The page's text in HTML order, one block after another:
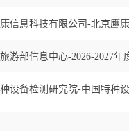
信息科技有限公司-北京鹰
游部信息中心-2026-2027
设备检测研究院-中国特种